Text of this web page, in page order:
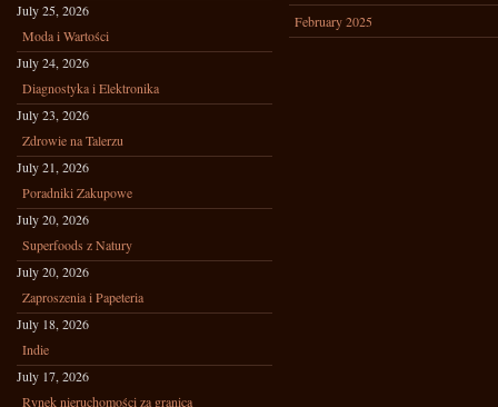
July 25, 2026
Moda i Wartości
July 24, 2026
Diagnostyka i Elektronika
July 23, 2026
Zdrowie na Talerzu
July 21, 2026
Poradniki Zakupowe
July 20, 2026
Superfoods z Natury
July 20, 2026
Zaproszenia i Papeteria
July 18, 2026
Indie
July 17, 2026
Rynek nieruchomości za granicą
February 2025